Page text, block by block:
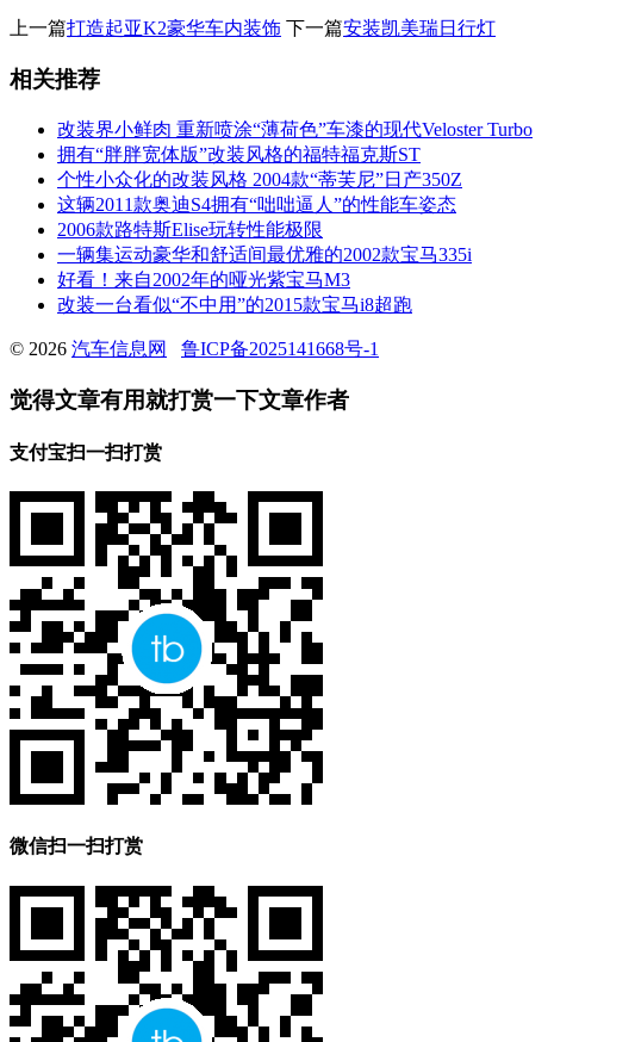
上一篇打造起亚K2豪华车内装饰 下一篇安装凯美瑞日行灯
相关推荐
改装界小鲜肉 重新喷涂“薄荷色”车漆的现代Veloster Turbo
拥有“胖胖宽体版”改装风格的福特福克斯ST
个性小众化的改装风格 2004款“蒂芙尼”日产350Z
这辆2011款奥迪S4拥有“咄咄逼人”的性能车姿态
2006款路特斯Elise玩转性能极限
一辆集运动豪华和舒适间最优雅的2002款宝马335i
好看！来自2002年的哑光紫宝马M3
改装一台看似“不中用”的2015款宝马i8超跑
© 2026 汽车信息网 鲁ICP备2025141668号-1
觉得文章有用就打赏一下文章作者
支付宝扫一扫打赏
微信扫一扫打赏